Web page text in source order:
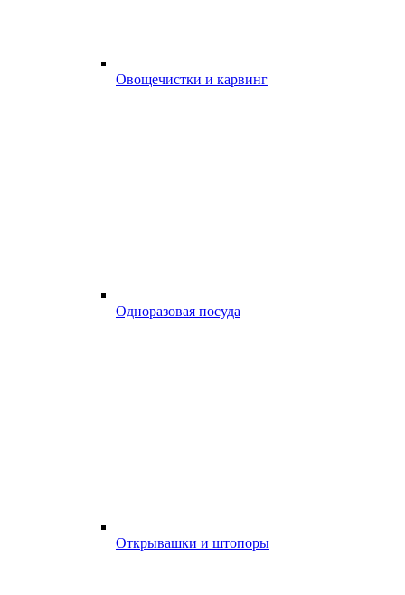
Овощечистки и карвинг
Одноразовая посуда
Открывашки и штопоры